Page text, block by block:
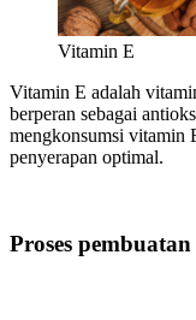
Vitamin E
Vitamin E adalah
berperan sebagai
mengkonsumsi vitamin
penyerapan optimal.
Proses pembuatan